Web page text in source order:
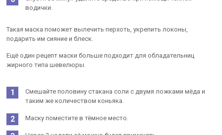
водички.
Такая маска поможет вылечить перхоть, укрепить локоны,
подарить им сияние и блеск.
Ещё один рецепт маски больше подходит для обладательниц
жирного типа шевелюры.
Смешайте половину стакана соли с двумя ложками мёда и
таким же количеством коньяка.
Маску поместите в тёмное место.